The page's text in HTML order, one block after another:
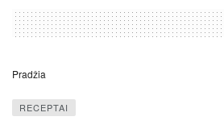
Pradžia
RECEPTAI